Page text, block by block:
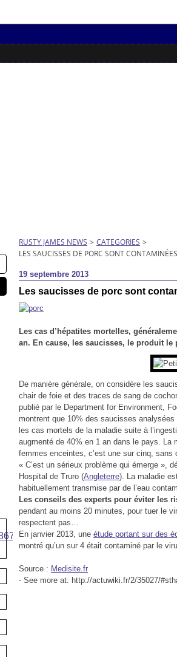
RUSTY JAMES NEWS > CATEGORIES >
LES SAUCISSES DE PORC SONT
19 septembre 2013
Les saucisses de porc sont
Les cas d’hépatites mortelles,
an. En cause, les saucisses, le produit
De manière générale, on considère les
chair de foie et des traces de sang de
publié par le Department for Environment,
montrent que 10% des saucisses
les cas mortels de la maladie suite à
augmenté de 40% en 1 an dans le pays. La
femmes enceintes, c’est une sur cinq, sans
« C’est un sérieux problème qui émerge »,
Hospital de Truro (Angleterre). La maladie
habituellement transmise par de l’eau
Les conseils des experts pour éviter les
pendant au moins 20 minutes, pour tuer le
respectent pas…
En janvier 2013, une étude portant sur des
montré qu’un sur 4 était contaminé par le
Source : Medisite.fr
- See more at: http://actuwiki.fr/2/35027/